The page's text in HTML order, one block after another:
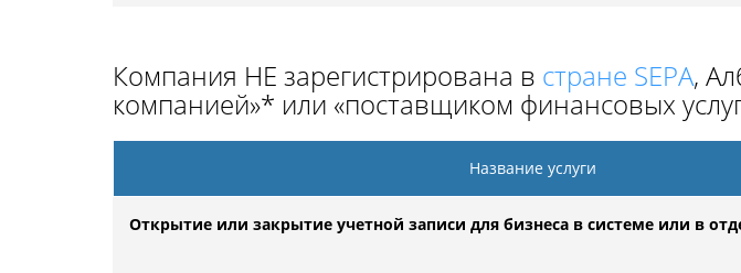
Компания НЕ зарегистрирована в стране SEPA,
компанией»* или «поставщиком финансовых
Название услуги
Открытие или закрытие учетной записи для бизнеса в системе или в